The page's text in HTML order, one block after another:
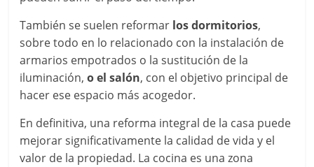
También se suelen reformar los dormitorios,
sobre todo en lo relacionado con la instalación de
armarios empotrados o la sustitución de la
iluminación,o el salón, con el objetivo principal de
hacer ese espacio más acogedor.
En definitiva, una reforma integral de la casa puede
mejorar significativamente la calidad de vida y el
valor de la propiedad. La cocina es una zona